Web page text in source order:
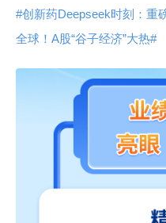
#创新药Deepseek时刻：重
全球！A股“谷子经济”大热#